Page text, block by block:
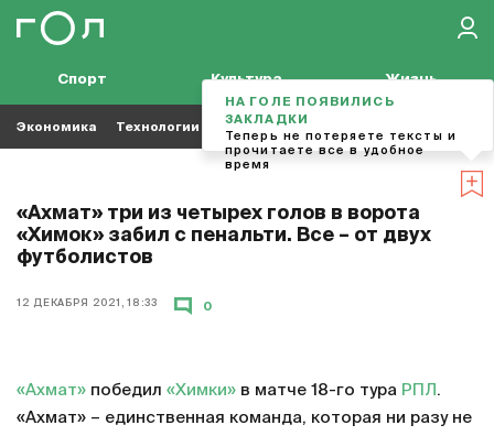
Спорт Культура Жизнь
Экономика Технологии Кино Футбол
«Ахмат» три из четырех голов в ворота
«Химок» забил с пенальти. Все – от двух
футболистов
12 ДЕКАБРЯ 2021, 18:33 0
«Ахмат» победил «Химки» в матче 18-го тура РПЛ .
«Ахмат» – единственная команда, которая ни разу не
НА ГОЛЕ ПОЯВИЛИСЬ
ЗАКЛАДКИ
Теперь не потеряете тексты и
прочитаете все в удобное
время